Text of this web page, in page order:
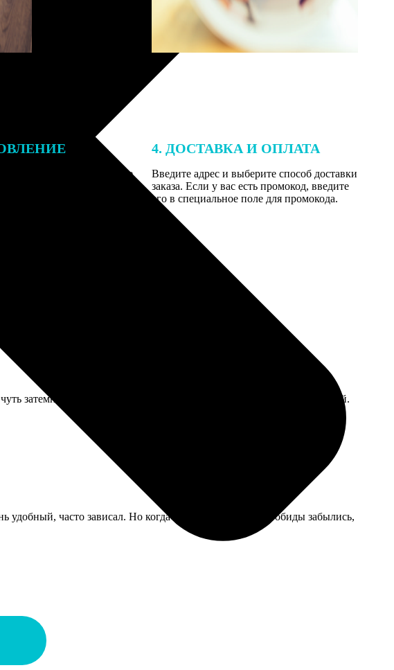
банковской картой. После
подтверждение на email с
4. ДОСТАВКА И ОПЛАТА
Введите адрес и выберите способ доставки
заказа. Если у вас есть промокод, введите
его в специальное поле для промокода.
затемнили, но это я сама виновата, исходник был слишком светлый.
удобный, часто зависал. Но когда книга пришла — все обиды забылись,